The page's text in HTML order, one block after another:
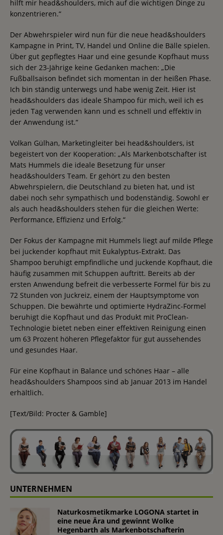
hilft mir head&shoulders, mich auf die wichtigen Dinge zu
konzentrieren.“
Der Abwehrspieler wird nun für die neue head&shoulders
Kampagne in Print, TV, Handel und Online die Bälle spielen.
Über gut gepflegtes Haar und eine gesunde Kopfhaut muss
sich der 23-Jährige keine Gedanken machen: „Die
Fußballsaison befindet sich momentan in der heißen Phase.
Ich bin ständig unterwegs und habe wenig Zeit. Hier ist
head&shoulders das ideale Shampoo für mich, weil ich es
jeden Tag verwenden kann und es schnell und effektiv in
der Anwendung ist.“
Volkan Gülhan, Marketingleiter bei head&shoulders, ist
begeistert von der Kooperation: „Als Markenbotschafter ist
Mats Hummels die ideale Besetzung für unser
head&shoulders Team. Er gehört zu den besten
Abwehrspielern, die Deutschland zu bieten hat, und ist
dabei noch sehr sympathisch und bodenständig. Sowohl er
als auch head&shoulders stehen für die gleichen Werte:
Performance, Effizienz und Erfolg.“
Der Fokus der Kampagne mit Hummels liegt auf milde Pflege
bei juckender kopfhaut mit Eukalyptus-Extrakt. Das
Shampoo beruhigt empfindliche und juckende Kopfhaut, die
häufig zusammen mit Schuppen auftritt. Bereits ab der
ersten Anwendung befreit die verbesserte Formel für bis zu
72 Stunden von Juckreiz, einem der Hauptsymptome von
Schuppen. Die bewährte und optimierte HydraZinc-Formel
beruhigt die Kopfhaut und das Produkt mit ProClean-
Technologie bietet neben einer effektiven Reinigung einen
um 63 Prozent höheren Pflegefaktor für gut aussehendes
und gesundes Haar.
Für eine Kopfhaut in Balance und schönes Haar – alle
head&shoulders Shampoos sind ab Januar 2013 im Handel
erhältlich.
[Text/Bild: Procter & Gamble]
UNTERNEHMEN
Naturkosmetikmarke LOGONA startet in
eine neue Ära und gewinnt Wolke
Hegenbarth als Markenbotschafterin